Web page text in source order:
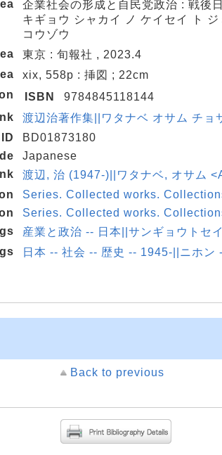
企業社会の形成と自民党政治 : 戦後
キギョウ シャカイ ノ ケイセイ ト
コウゾウ
東京 : 旬報社 , 2023.4
xix, 558p : 挿図 ; 22cm
ISBN
9784845118144
渡辺治著作集||ワタナベ オサム チ
BD01873180
Japanese
渡辺, 治 (1947-)||ワタナベ, オサム
Series. Collected works.
Series. Collected works.
産業と政治 -- 日本||サンギョウトセ
日本 -- 社会 -- 歴史 -- 1945-||ニホン
Back to previous